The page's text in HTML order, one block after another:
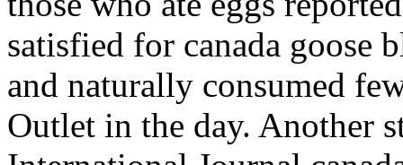
satisfied for canada goose
and naturally consumed
Outlet in the day. Another